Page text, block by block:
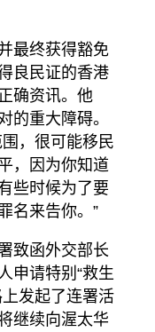
最终获得豁免
良民证的香港
确资讯。他
的重大障碍。
，很可能移民
，因为你知道
些时候为了要
名来告你。”
致函外交部长
申请特别“救生
发起了连署活
继续向渥太华